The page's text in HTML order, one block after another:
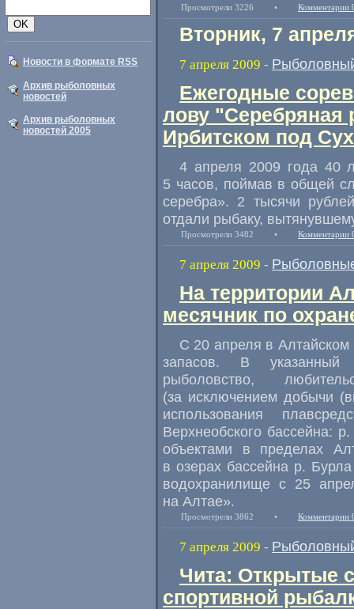
Новости в формате RSS
Архив рыболовных
новостей
Архив рыболовных
новостей 2005
Просмотрели 3226 • Комментарии
Вторник, 7
7 апреля 2009 -
Ежегодные
лову "Серебряная
Ирбитском под
4 апреля 2009 года 40
5 часов, поймав в общей
серебра». 2 тысячи
отдали рыбаку,
Просмотрели 3482 • Комментарии
7 апреля 2009 -
На территории
месячник по
С 20 апреля в Алтайском
запасов. В указанный
рыболовство,
(за исключением добычи
использования
Верхнеобского бассейна:
объектами в пределах
в озерах бассейна р.
водохранилище с 25
на Алтае».
Просмотрели 3862 • Комментарии
7 апреля 2009 -
Чита: Открытые
спортивной